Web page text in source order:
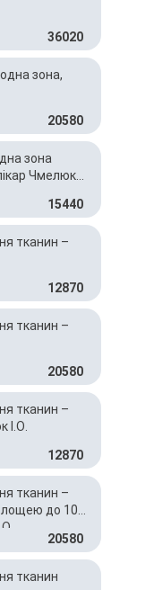
36020
одна зона,
20580
зона
Чмелюк
15440
тканин –
12870
тканин –
20580
тканин –
І.О.
12870
тканин –
до 10
20580
тканин